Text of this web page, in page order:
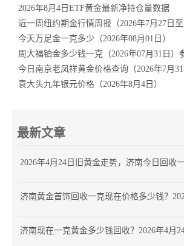
2026年8月4日ETF黄金最新净持仓量数据
近一周纽约期金行情周报（2026年7月27日至
今天万足金一克多少（2026年08月01日）
周大福铂金多少钱一克（2026年07月31日）
今日南京老凤祥黄金价格查询（2026年7月31
袁大头九年银元价格（2026年8月4日）
最新文章
2026年4月24日旧黄金走势，济南今日回收
济南黄金首饰回收一克现在价格多少钱？
济南现在一克黄金多少钱回收？2026年4月